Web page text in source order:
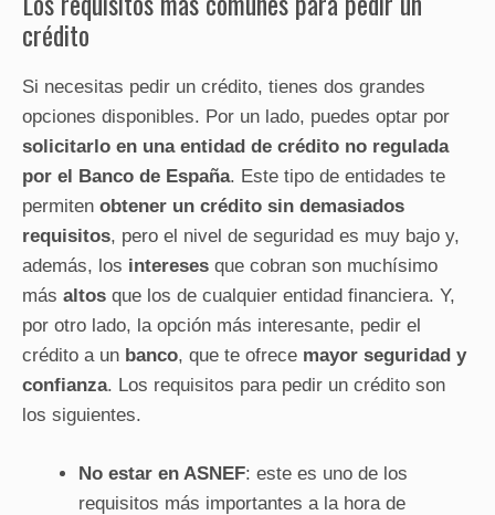
crédito
Si necesitas pedir un crédito, tienes dos grandes
opciones disponibles. Por un lado, puedes optar por
solicitarlo en una entidad de crédito no regulada
por el Banco de España. Este tipo de entidades te
permiten obtener un crédito sin demasiados
requisitos, pero el nivel de seguridad es muy bajo y,
además, los intereses que cobran son muchísimo
más altos que los de cualquier entidad financiera. Y,
por otro lado, la opción más interesante, pedir el
crédito a un banco, que te ofrece mayor seguridad y
confianza. Los requisitos para pedir un crédito son
los siguientes.
No estar en ASNEF: este es uno de los
requisitos más importantes a la hora de